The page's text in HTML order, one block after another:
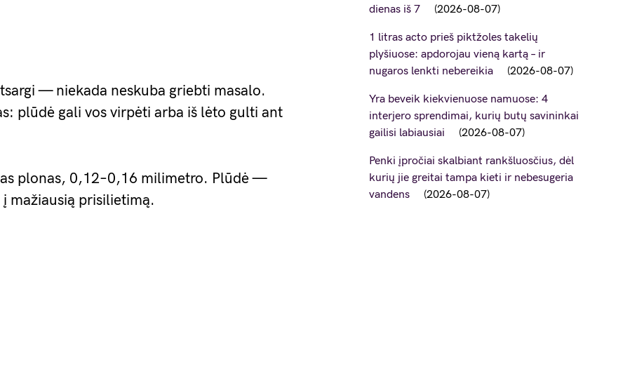
— niekada neskuba griebti masalo.
plūdė gali vos virpėti arba iš lėto gulti ant
plonas, 0,12–0,16 milimetro. Plūdė —
mažiausią prisilietimą.
dienas iš 7
2026-08-07
1 litras acto prieš piktžoles takelių
plyšiuose: apdorojau vieną kartą – ir
nugaros lenkti nebereikia
2026-08-07
Yra beveik kiekvienuose namuose: 4
interjero sprendimai, kurių butų savininkai
gailisi labiausiai
2026-08-07
Penki įpročiai skalbiant rankšluosčius, dėl
kurių jie greitai tampa kieti ir nebesugeria
vandens
2026-08-07